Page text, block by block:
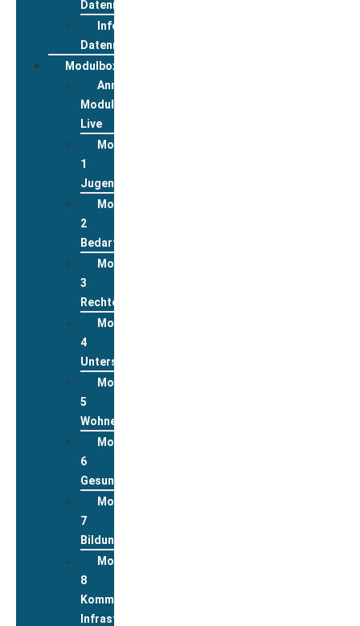
Datenreview
Informationen
Datenreview
Modulbox
Anmeldung
Modulbox
Live
Modul
1
Jugend
Modul
2
Bedarfslagen
Modul
3
Rechte
Modul
4
Unterstützungsleistungen
Modul
5
Wohnen
Modul
6
Gesundheit
Modul
7
Bildung
Modul
8
Kommunale
Infrastrukturen